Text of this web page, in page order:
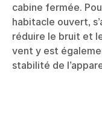
cabine fermée.
habitacle ouvert,
réduire le bruit et
vent y est
stabilité de